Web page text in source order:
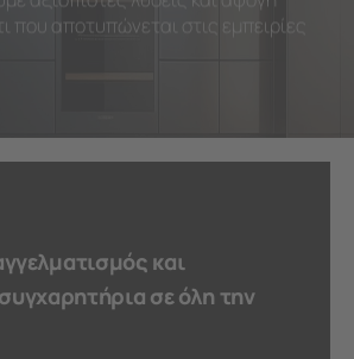
που αποτυπώνεται στις εμπειρίες
και
σε όλη την